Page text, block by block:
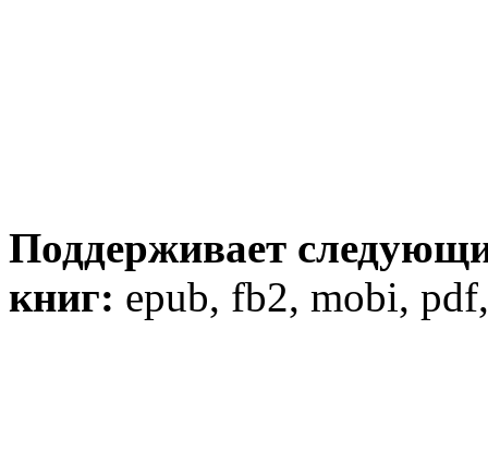
Поддерживает
книг: epub, fb2, mobi,